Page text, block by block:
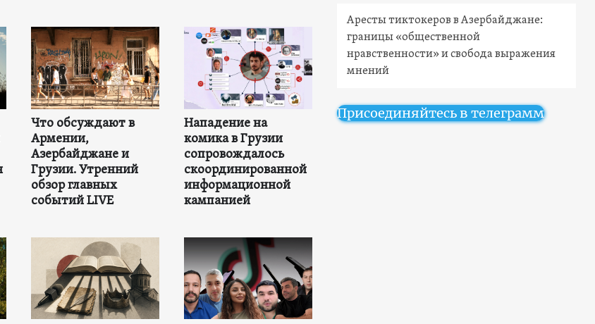
Что обсуждают в
Армении,
Азербайджане и
Грузии. Утренний
обзор главных
событий LIVE
Нападение на
комика в Грузии
сопровождалось
скоординированной
информационной
кампанией
Аресты тиктокеров в Азербайджане:
границы «общественной
нравственности» и свобода выражения
мнений
Присоединяйтесь в телеграмм